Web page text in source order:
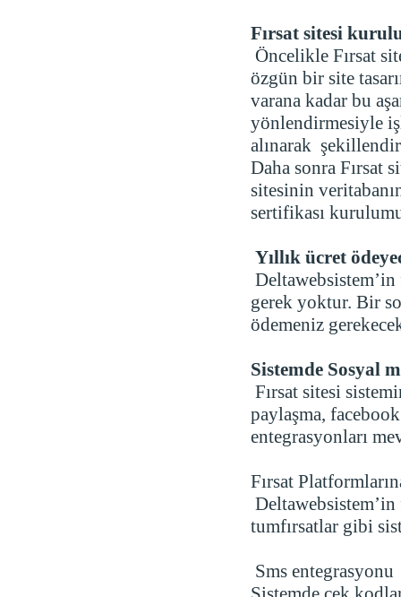
Fırsat sitesi
Öncelikle Fırsat
özgün bir site
varana kadar bu
yönlendirmesiyle
alınarak
Daha sonra Fırsat
sitesinin
sertifikası
Yıllık ücret
Deltawebsistem’in
gerek yoktur. Bir
ödemeniz
Sistemde Sosyal
Fırsat sitesi
paylaşma,
entegrasyonları
Fırsat
Deltawebsistem’in
tumfırsatlar gibi
Sms